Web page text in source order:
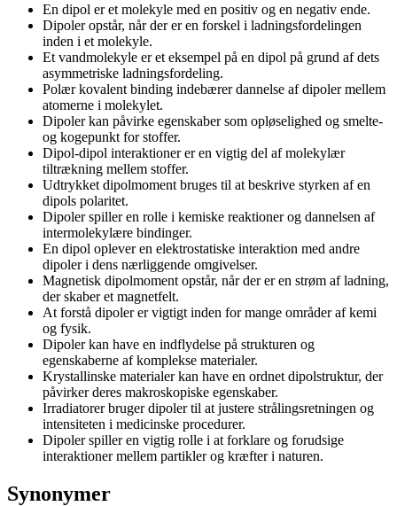
En dipol er et molekyle med en positiv og en negativ ende.
Dipoler opstår, når der er en forskel i ladningsfordelingen
inden i et molekyle.
Et vandmolekyle er et eksempel på en dipol på grund af dets
asymmetriske ladningsfordeling.
Polær kovalent binding indebærer dannelse af dipoler mellem
atomerne i molekylet.
Dipoler kan påvirke egenskaber som opløselighed og smelte-
og kogepunkt for stoffer.
Dipol-dipol interaktioner er en vigtig del af molekylær
tiltrækning mellem stoffer.
Udtrykket dipolmoment bruges til at beskrive styrken af en
dipols polaritet.
Dipoler spiller en rolle i kemiske reaktioner og dannelsen af
intermolekylære bindinger.
En dipol oplever en elektrostatiske interaktion med andre
dipoler i dens nærliggende omgivelser.
Magnetisk dipolmoment opstår, når der er en strøm af ladning,
der skaber et magnetfelt.
At forstå dipoler er vigtigt inden for mange områder af kemi
og fysik.
Dipoler kan have en indflydelse på strukturen og
egenskaberne af komplekse materialer.
Krystallinske materialer kan have en ordnet dipolstruktur, der
påvirker deres makroskopiske egenskaber.
Irradiatorer bruger dipoler til at justere strålingsretningen og
intensiteten i medicinske procedurer.
Dipoler spiller en vigtig rolle i at forklare og forudsige
interaktioner mellem partikler og kræfter i naturen.
Synonymer